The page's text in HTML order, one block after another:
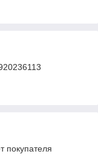
покупателя